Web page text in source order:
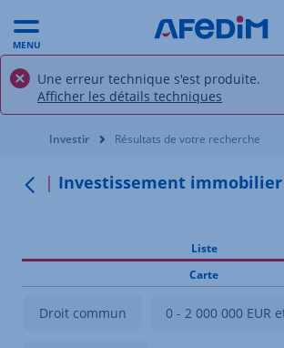
MENU
Une erreur technique s'est produite.
Afficher les détails techniques
Vous êtes ici:
Investir Résultats de votre recherche
Investissement immobilier
Liste
Carte
Droit commun 0 - 2 000 000 EUR